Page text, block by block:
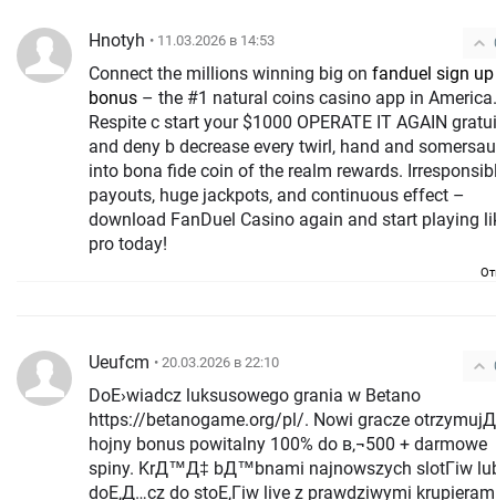
Hnotyh • 11.03.2026 в 14:53
Connect the millions winning big on fanduel sign up
bonus
Respite c start your $1000 OPERATE IT AGAIN
and deny b decrease every twirl, hand and
into bona fide coin of the realm rewards. Irresponsibly
payouts, huge jackpots, and continuous effect –
download FanDuel Casino again and start playing
pro today!
Ueufcm • 20.03.2026 в 22:10
DoЕ›wiadcz luksusowego grania w Betano
https://betanogame.org/pl/. Nowi gracze
hojny bonus powitalny 100% do в‚¬500 + darmowe
spiny. KrД™Д‡ bД™bnami najnowszych slotГіw
doЕ‚Д…cz do stoЕ‚Гіw live z prawdziwymi